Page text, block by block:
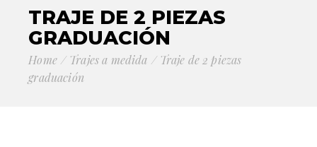
TRAJE DE 2 PIEZAS
GRADUACIÓN
Home Trajes a medida
Traje de 2 piezas
graduación